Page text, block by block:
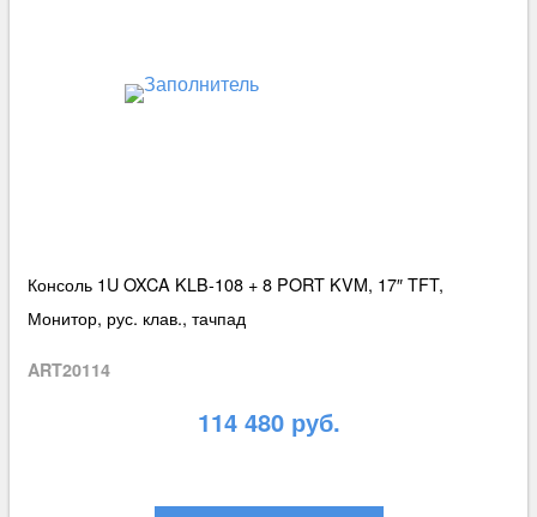
Консоль 1U OXCA KLB-108 + 8 PORT KVM, 17″ TFT,
Монитор, рус. клав., тачпад
ART20114
114 480 руб.